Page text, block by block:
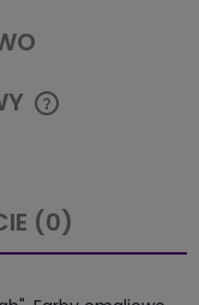
PŁATNOŚCI
(0)